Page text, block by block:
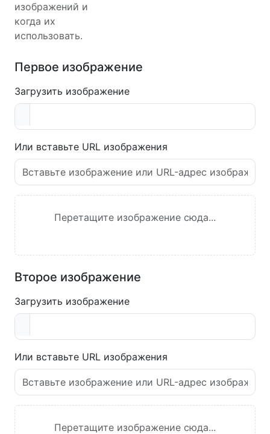
изображений и
когда их
использовать.
Первое изображение
Загрузить изображение
Или вставьте URL изображения
Перетащите изображение сюда...
Второе изображение
Загрузить изображение
Или вставьте URL изображения
Перетащите изображение сюда...